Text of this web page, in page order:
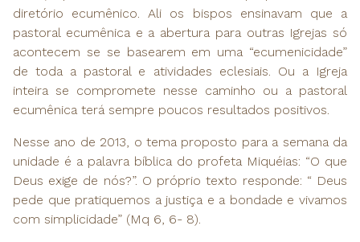
diretório ecumênico. Ali os bispos ensinavam que a
pastoral ecumênica e a abertura para outras Igrejas só
acontecem se se basearem em uma “ecumenicidade”
de toda a pastoral e atividades eclesiais. Ou a Igreja
inteira se compromete nesse caminho ou a pastoral
ecumênica terá sempre poucos resultados positivos.
Nesse ano de 2013, o tema proposto para a semana da
unidade é a palavra bíblica do profeta Miquéias: “O que
Deus exige de nós?”. O próprio texto responde: “ Deus
pede que pratiquemos a justiça e a bondade e vivamos
com simplicidade” (Mq 6, 6- 8).